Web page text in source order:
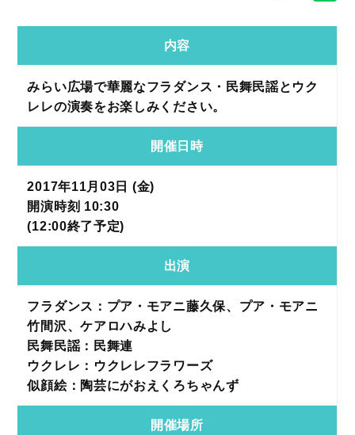
内容
みらい広場で華麗なフラダンス・民舞民謡とウク
レレの演奏をお楽しみください。
開催日時
2017年11月03日 (金)
開演時刻 10:30
(12:00終了予定)
出演
フラダンス：プア・モアニ藤久保、プア・モアニ
竹間沢、ケアロハみよし
民舞民謡：民舞連
ウクレレ：ウクレレフラワーズ
似顔絵：陶芸にがおえくろちゃんず
開催場所